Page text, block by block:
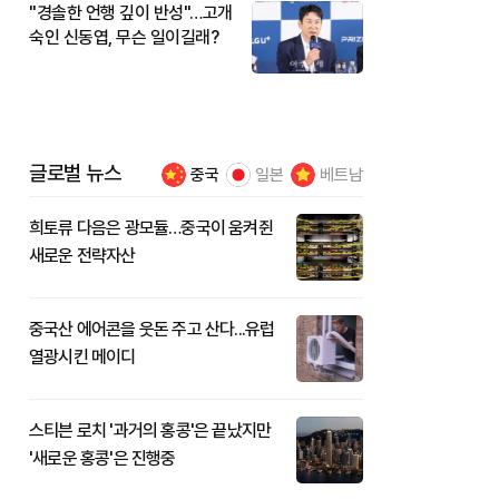
"경솔한 언행 깊이 반성"…고개
숙인 신동엽, 무슨 일이길래?
글로벌 뉴스 중국 일본 베트남
희토류 다음은 광모듈…중국이 움켜쥔
새로운 전략자산
중국산 에어콘을 웃돈 주고 산다...유럽
열광시킨 메이디
스티븐 로치 '과거의 홍콩'은 끝났지만
'새로운 홍콩'은 진행중